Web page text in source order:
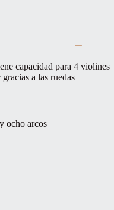
capacidad para 4 violines
a las ruedas
ocho arcos